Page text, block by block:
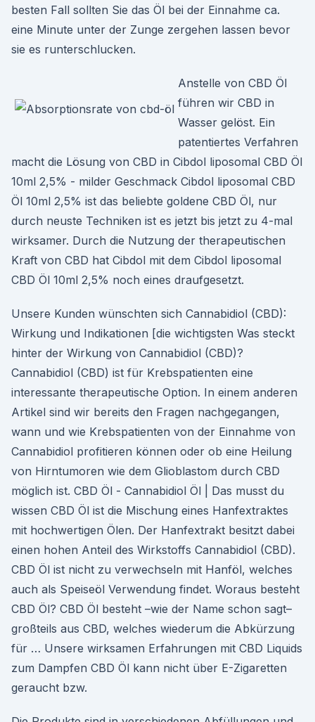
besten Fall sollten Sie das Öl bei der Einnahme ca.
eine Minute unter der Zunge zergehen lassen bevor
sie es runterschlucken.
Anstelle von CBD Öl
führen wir CBD in
Wasser gelöst. Ein
patentiertes Verfahren
macht die Lösung von CBD in Cibdol liposomal CBD Öl
10ml 2,5% - milder Geschmack Cibdol liposomal CBD
Öl 10ml 2,5% ist das beliebte goldene CBD Öl, nur
durch neuste Techniken ist es jetzt bis jetzt zu 4-mal
wirksamer. Durch die Nutzung der therapeutischen
Kraft von CBD hat Cibdol mit dem Cibdol liposomal
CBD Öl 10ml 2,5% noch eines draufgesetzt.
Unsere Kunden wünschten sich Cannabidiol (CBD):
Wirkung und Indikationen [die wichtigsten Was steckt
hinter der Wirkung von Cannabidiol (CBD)?
Cannabidiol (CBD) ist für Krebspatienten eine
interessante therapeutische Option. In einem anderen
Artikel sind wir bereits den Fragen nachgegangen,
wann und wie Krebspatienten von der Einnahme von
Cannabidiol profitieren können oder ob eine Heilung
von Hirntumoren wie dem Glioblastom durch CBD
möglich ist. CBD Öl - Cannabidiol Öl | Das musst du
wissen CBD Öl ist die Mischung eines Hanfextraktes
mit hochwertigen Ölen. Der Hanfextrakt besitzt dabei
einen hohen Anteil des Wirkstoffs Cannabidiol (CBD).
CBD Öl ist nicht zu verwechseln mit Hanföl, welches
auch als Speiseöl Verwendung findet. Woraus besteht
CBD Öl? CBD Öl besteht –wie der Name schon sagt–
großteils aus CBD, welches wiederum die Abkürzung
für … Unsere wirksamen Erfahrungen mit CBD Liquids
zum Dampfen CBD Öl kann nicht über E-Zigaretten
geraucht bzw.